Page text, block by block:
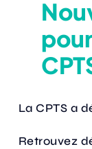
La CPTS a
Retrouvez